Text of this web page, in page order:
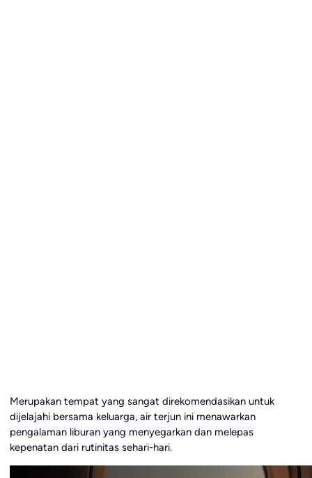
Merupakan tempat yang sangat direkomendasikan untuk
dijelajahi bersama keluarga, air terjun ini menawarkan
pengalaman liburan yang menyegarkan dan melepas
kepenatan dari rutinitas sehari-hari.